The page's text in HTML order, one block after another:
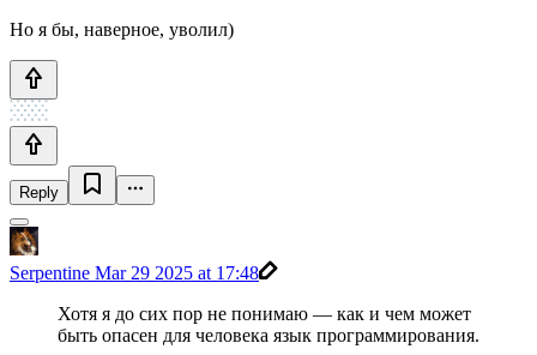
Но я бы, наверное, уволил)
Reply
Serpentine Mar 29 2025 at 17:48
Хотя я до сих пор не понимаю — как и чем может
быть опасен для человека язык программирования.